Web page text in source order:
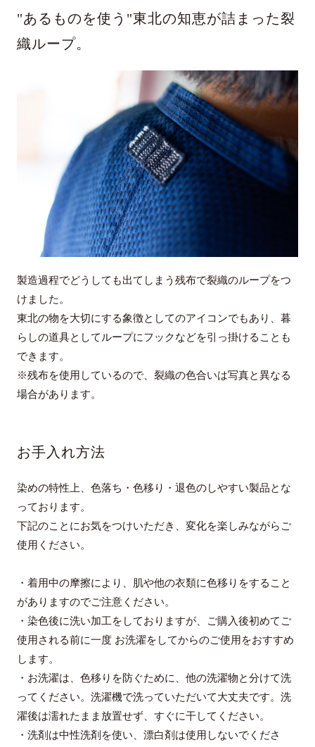
"あるものを使う"東北の知恵が詰まった裂
織ループ。
製造過程でどうしても出てしまう残布で裂織のループをつ
けました。
東北の物を大切にする象徴としてのアイコンでもあり、暮
らしの道具としてループにフックなどを引っ掛けることも
できます。
※残布を使用しているので、裂織の色合いは写真と異なる
場合があります。
お手入れ方法
染めの特性上、色落ち・色移り・退色のしやすい製品とな
っております。
下記のことにお気をつけいただき、変化を楽しみながらご
使用ください。
・着用中の摩擦により、肌や他の衣類に色移りをすること
がありますのでご注意ください。
・染色後に洗い加工をしておりますが、ご購入後初めてご
使用される前に一度 お洗濯をしてからのご使用をおすすめ
します。
・お洗濯は、色移りを防ぐために、他の洗濯物と分けて洗
ってください。洗濯機で洗っていただいて大丈夫です。洗
濯後は濡れたまま放置せず、すぐに干してください。
・洗剤は中性洗剤を使い、漂白剤は使用しないでくださ